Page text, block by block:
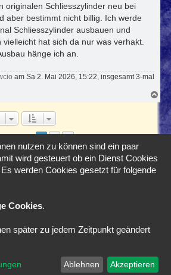
originalen Schliesszylinder neu bei
aber bestimmt nicht billig. Ich werde
Schliesszylinder ausbauen und
hat sich da nur was verhakt.
hänge ich an.
am Sa 2. Mai 2026, 15:22, insgesamt 3-mal
N
a
h
o
b
Gehe zu
Gamer Style byphpBB Styles
® Forum Software © phpBB Limited
Übersetzung durchphpBB.de
nutzen zu können sind ein paar
wird gesteuert ob ein Dienst Cookies
werden Cookies gesetzt für folgende
Cookies.
später zu jedem Zeitpunkt geändert
Ablehnen Akzeptieren